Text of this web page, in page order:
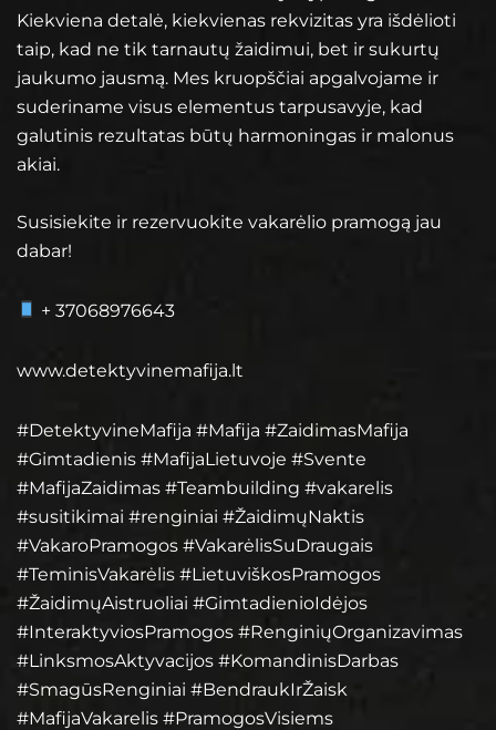
Kiekviena detalė, kiekvienas rekvizitas yra išdėlioti
taip, kad ne tik tarnautų žaidimui, bet ir sukurtų
jaukumo jausmą. Mes kruopščiai apgalvojame ir
suderiname visus elementus tarpusavyje, kad
galutinis rezultatas būtų harmoningas ir malonus
akiai.
Susisiekite ir rezervuokite vakarėlio pramogą jau
dabar!
+ 37068976643
www.detektyvinemafija.lt
#DetektyvineMafija #Mafija #ZaidimasMafija
#Gimtadienis #MafijaLietuvoje #Svente
#MafijaZaidimas #Teambuilding #vakarelis
#susitikimai #renginiai #ŽaidimųNaktis
#VakaroPramogos #VakarėlisSuDraugais
#TeminisVakarėlis #LietuviškosPramogos
#ŽaidimųAistruoliai #GimtadienioIdėjos
#InteraktyviosPramogos #RenginiųOrganizavimas
#LinksmosAktyvacijos #KomandinisDarbas
#SmagūsRenginiai #BendraukIrŽaisk
#MafijaVakarelis #PramogosVisiems